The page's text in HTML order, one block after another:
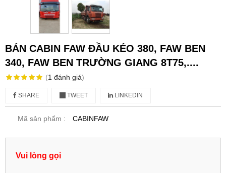
BÁN CABIN FAW ĐẦU KÉO 380, FAW BEN
340, FAW BEN TRƯỜNG GIANG 8T75,....
(1 đánh giá)
SHARE TWEET LINKEDIN
Mã sản phẩm : CABINFAW
Vui lòng gọi